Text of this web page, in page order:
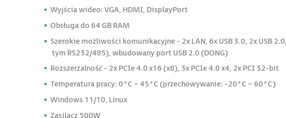
Wyjścia wideo: VGA, HDMI, DisplayPort
Obsługa do 64 GB RAM
Szerokie możliwości komunikacyjne - 2x LAN, 6x USB 3.0, 2x USB
tym RS232/485), wbudowany port USB 2.0 (DONG)
Rozszerzalność - 2x PCIe 4.0 x16 (x8), 3x PCIe 4.0 x4, 2x PCI 32-bit
Temperatura pracy: 0°C ~ 45°C (przechowywanie: -20°C ~ 60°C)
Windows 11/10, Linux
Zasilacz 500W